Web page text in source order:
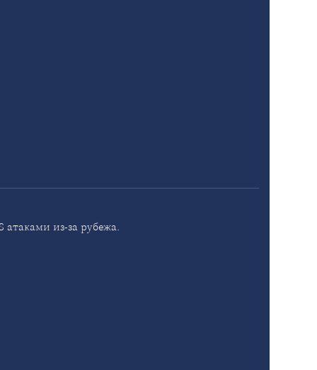
из-за рубежа.